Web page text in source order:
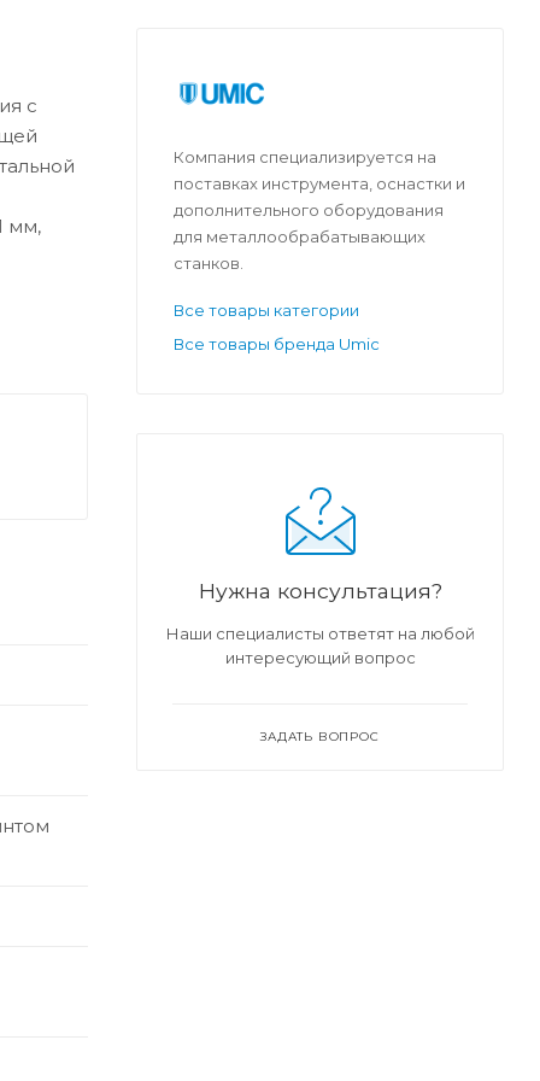
с
мм,
Компания специализируется на
поставках инструмента, оснастки и
дополнительного оборудования
для металлообрабатывающих
станков.
Все товары категории
Все товары бренда Umic
Нужна консультация?
Наши специалисты ответят на любой
интересующий вопрос
ЗАДАТЬ ВОПРОС